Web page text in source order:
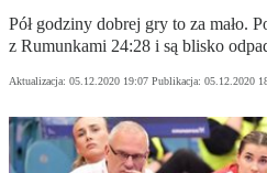
Pół godziny dobrej gry to za mało.
z Rumunkami 24:28 i są blisko
Aktualizacja: 05.12.2020 19:07 Publikacja: 05.12.2020